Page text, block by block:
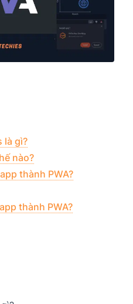
là gì?
nào?
thành PWA?
thành PWA?